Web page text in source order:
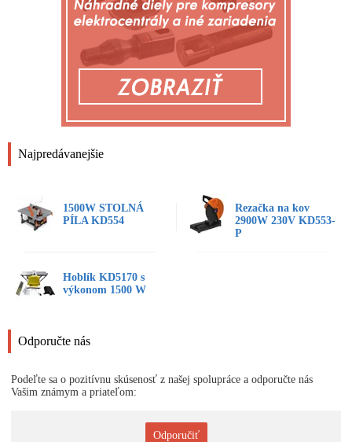
Najpredávanejšie
1500W STOLNÁ
PÍLA KD554
Rezačka na kov
2900W 230V KD553-
P
Hoblík KD5170 s
výkonom 1500 W
Odporučte nás
Podeľte sa o pozitívnu skúsenosť z našej spolupráce a odporučte nás
Vašim známym a priateľom:
Odporučiť